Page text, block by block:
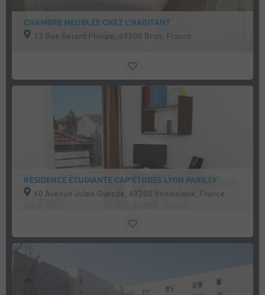
CHAMBRE MEUBLÉE CHEZ L'HABITANT
13 Rue Gérard Philipe, 69500 Bron, France
RÉSIDENCE ÉTUDIANTE CAP'ÉTUDES LYON PARILLY
60 Avenue Jules Guesde, 69200 Vénissieux, France